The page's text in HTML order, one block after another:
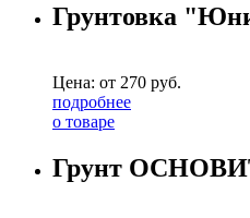
Грунтовка
Цена: от 270 руб.
подробнее
о товаре
Грунт